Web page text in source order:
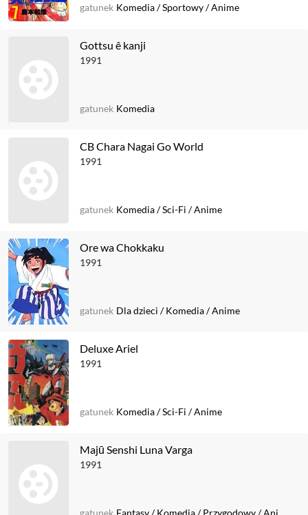
gatunek Komedia/Sportowy/Anime
Gottsu ê kanji
1991
gatunek Komedia
CB Chara Nagai Go World
1991
gatunek Komedia/Sci-Fi /Anime
Ore wa Chokkaku
1991
gatunek Dla dzieci /Komedia/Anime
Deluxe Ariel
1991
gatunek Komedia/Sci-Fi /Anime
Majū Senshi Luna Varga
1991
gatunek Fantasy /Komedia /Przygodowy /Anime